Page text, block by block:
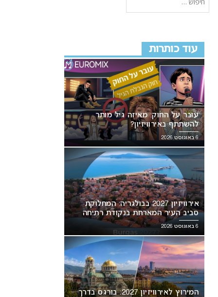
עוד כותרות
עובר על החוק: מאיזה גיל מותר
להשתתף באירוויזיון?
6 באוגוסט 2026
אירוויזיון 2027 בבולגריה: המחלוקת
סביב העיר המארחת בנקודת רתיחה
6 באוגוסט 2026
המירוץ לאירוויזיון 2027: בורגס בדרך